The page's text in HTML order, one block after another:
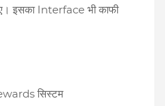
इसका Interface भी काफी
सिस्टम